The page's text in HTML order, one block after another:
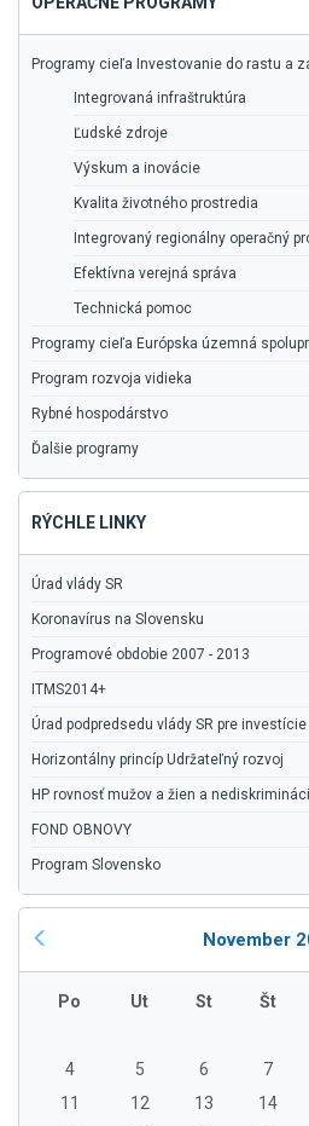
Programy cieľa Investovanie do rastu a
Integrovaná infraštruktúra
Ľudské zdroje
Výskum a inovácie
Kvalita životného prostredia
Integrovaný regionálny operačný
Efektívna verejná správa
Technická pomoc
Programy cieľa Európska územná
Program rozvoja vidieka
Rybné hospodárstvo
Ďalšie programy
RÝCHLE LINKY
Úrad vlády SR
Koronavírus na Slovensku
Programové obdobie 2007 - 2013
ITMS2014+
Úrad podpredsedu vlády SR pre
Horizontálny princíp Udržateľný rozvoj
HP rovnosť mužov a žien a
FOND OBNOVY
Program Slovensko
November
Po Ut St Št
4
5 6 7
11
12 13 14